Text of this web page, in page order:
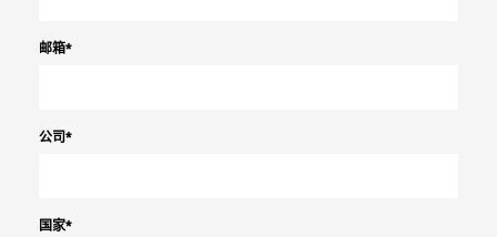
邮箱*
公司*
国家*